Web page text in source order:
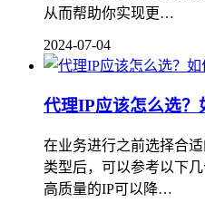
从而帮助你实现更…
2024-07-04
代理IP应该怎么选？
在业务进行之前选择合
类型后，可以参考以下
高质量的IP可以降…